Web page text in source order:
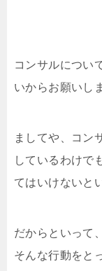
コンサルについ
いからお願いし
ましてや、コン
しているわけで
てはいけないと
だからといって
そんな行動をと